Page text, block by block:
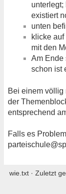
unterlegt;
existiert
unten
klicke
mit den
Am Ende
schon ist
Bei einem
der
entsprechend
Falls es
wie.txt · Zuletzt